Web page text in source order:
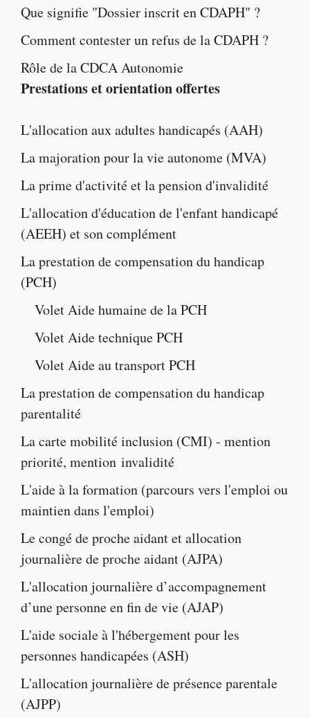
Que signifie "Dossier inscrit en CDAPH" ?
Comment contester unrefus de la CDAPH ?
Rôle de laCDCA Autonomie
Prestations et orientation offertes
L'allocation aux adultes handicapés (AAH)
La majoration pour la vie autonome (MVA)
Laprime d'activitéet lapension d'invalidité
L'allocation d'éducation de l'enfant handicapé
(AEEH) et son complément
Laprestation de compensation du handicap
(PCH)
VoletAide humaine de la PCH
VoletAide technique PCH
VoletAide au transport PCH
Laprestation de compensation du handicap
parentalité
Lacarte mobilité inclusion (CMI) - mention
priorité, mention invalidité
L'aide à la formation (parcours vers l'emploi ou
maintien dans l'emploi)
Lecongé de proche aidantetallocation
journalière de proche aidant (AJPA)
L'allocation journalière d’accompagnement
d’une personne en fin de vie (AJAP)
L'aide sociale à l'hébergement pour les
personnes handicapées (ASH)
L'allocation journalière de présence parentale
(AJPP)